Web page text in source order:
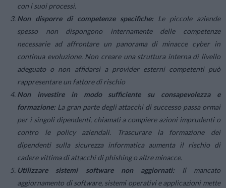
con i suoi processi.
Non disporre di competenze specifiche: Le piccole aziende
spesso non dispongono internamente delle competenze
necessarie ad affrontare un panorama di minacce cyber in
continua evoluzione. Non creare una struttura interna di livello
adeguato o non affidarsi a provider esterni competenti può
rappresentare un fattore di rischio
Non investire in modo sufficiente su consapevolezza e
formazione: La gran parte degli attacchi di successo passa ormai
per i singoli dipendenti, chiamati a compiere azioni imprudenti o
contro le policy aziendali. Trascurare la formazione dei
dipendenti sulla sicurezza informatica aumenta il rischio di
cadere vittima di attacchi di phishing o altre minacce.
Utilizzare sistemi software non aggiornati:Il mancato
aggiornamento di software, sistemi operativi e applicazioni mette